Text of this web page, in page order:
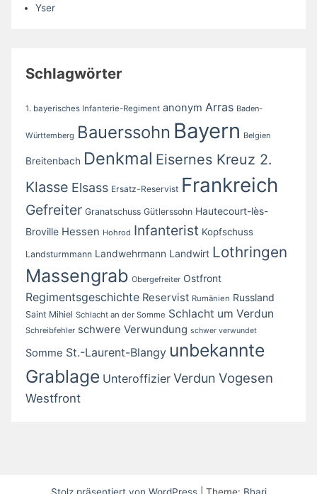
Yser
Schlagwörter
1. bayerisches Infanterie-Regiment anonym Arras Baden-
Württemberg Bauerssohn Bayern Belgien
Breitenbach Denkmal Eisernes Kreuz 2.
Klasse Elsass Ersatz-Reservist Frankreich
Gefreiter Granatschuss Gütlerssohn Hautecourt-lès-
Broville Hessen Hohrod Infanterist Kopfschuss
Landsturmmann Landwehrmann Landwirt Lothringen
Massengrab Obergefreiter Ostfront
Regimentsgeschichte Reservist Rumänien Russland
Saint Mihiel Schlacht an der Somme Schlacht um Verdun
Schreibfehler schwere Verwundung schwer verwundet
Somme St.-Laurent-Blangy unbekannte
Grablage Unteroffizier Verdun Vogesen
Westfront